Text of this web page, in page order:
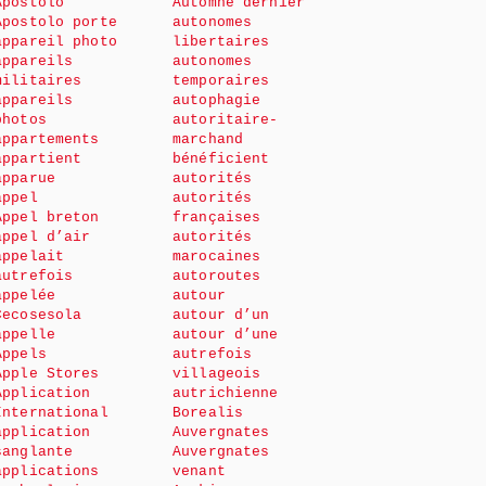
porte
photo
breton
d’air
Stores
autonomes
libertaires
autonomes
temporaires
autophagie
autoritaire-
marchand
bénéficient
autorités
autorités
françaises
autorités
marocaines
autoroutes
autour
autour d’un
autour d’une
autrefois
villageois
autrichienne
Borealis
Auvergnates
Auvergnates
venant